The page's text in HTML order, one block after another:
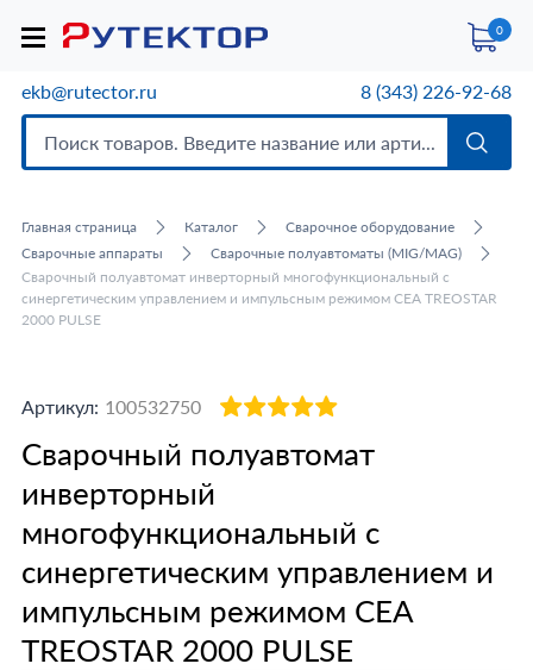
0
ekb@rutector.ru 8 (343) 226-92-68
Главная страница Каталог
Сварочное оборудование
Сварочные аппараты
Сварочные полуавтоматы (MIG/MAG)
Сварочный полуавтомат инверторный многофункциональный с
синергетическим управлением и импульсным режимом CEA TREOSTAR
2000 PULSE
Артикул: 100532750
Сварочный полуавтомат
инверторный
многофункциональный с
синергетическим управлением и
импульсным режимом CEA
TREOSTAR 2000 PULSE